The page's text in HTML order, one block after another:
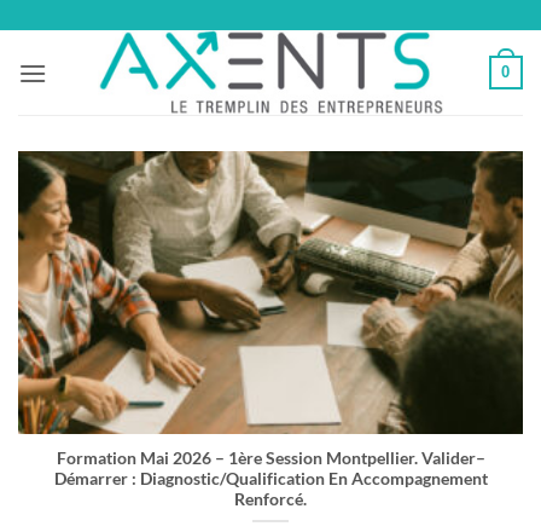
contenu
0
Formation Mai 2026 – 1ère Session Montpellier. Valider–
Démarrer : Diagnostic/Qualification En Accompagnement
Renforcé.